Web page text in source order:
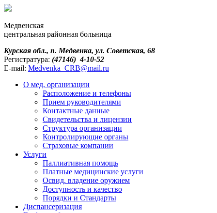
Медвенская
центральная районная больница
Курская обл., п. Медвенка, ул. Советская, 68
Регистратура: (47146) 4-10-52
E-mail: Medvenka_CRB@mail.ru
О мед. организации
Расположение и телефоны
Прием руководителями
Контактные данные
Свидетельства и лицензии
Структура организации
Контролирующие органы
Страховые компании
Услуги
Паллиативная помощь
Платные медицинские услуги
Освид. владение оружием
Доступность и качество
Порядки и Cтандарты
Диспансеризация